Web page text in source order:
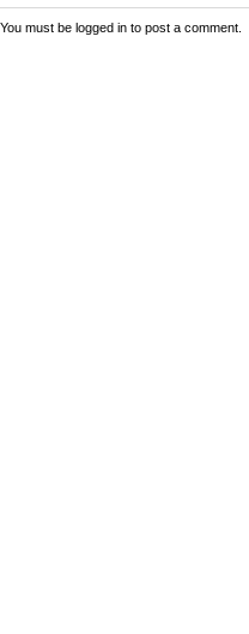
You must be logged in to post a comment.